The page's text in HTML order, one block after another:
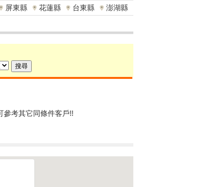
屏東縣
花蓮縣 台東縣 澎湖縣
參考其它同條件客戶!!